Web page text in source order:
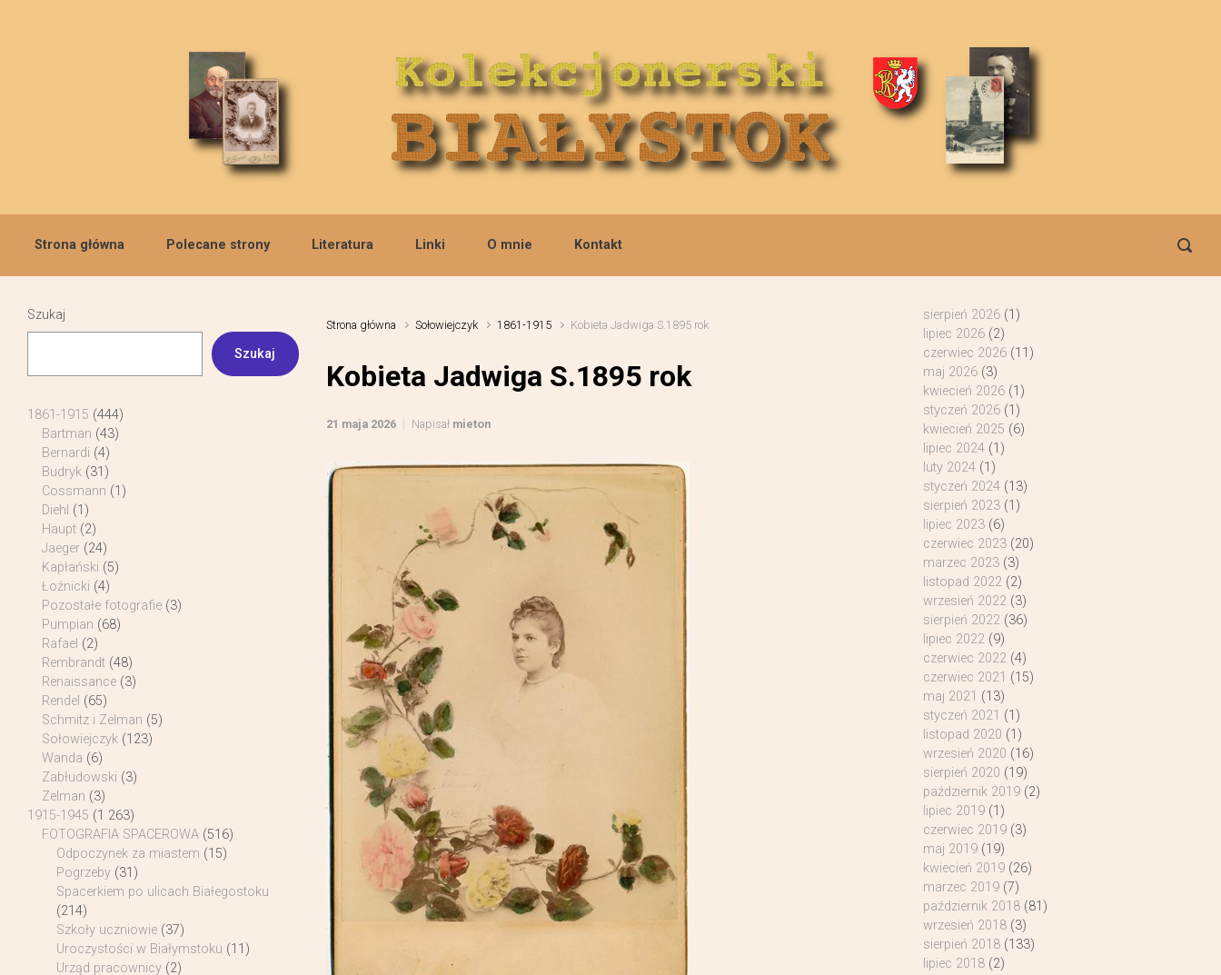
Strona główna Polecane strony Literatura Linki O mnie Kontakt
Strona główna Sołowiejczyk 1861-1915 Kobieta Jadwiga S.1895 rok
Kobieta Jadwiga S.1895 rok
21 maja 2026 Napisał mieton
Szukaj
Szukaj
1861-1915 (444)
Bartman (43)
Bernardi (4)
Budryk (31)
Cossmann (1)
Diehl (1)
Haupt (2)
Jaeger (24)
Kapłański (5)
Łoźnicki (4)
Pozostałe fotografie (3)
Pumpian (68)
Rafael (2)
Rembrandt (48)
Renaissance (3)
Rendel (65)
Schmitz i Zelman (5)
Sołowiejczyk (123)
Wanda (6)
Zabłudowski (3)
Zelman (3)
1915-1945 (1 263)
FOTOGRAFIA SPACEROWA (516)
Odpoczynek za miastem (15)
Pogrzeby (31)
Spacerkiem po ulicach Białegostoku
(214)
Szkoły uczniowie (37)
Uroczystości w Białymstoku (11)
Urząd pracownicy (2)
sierpień 2026(1)
lipiec 2026(2)
czerwiec 2026(11)
maj 2026(3)
kwiecień 2026(1)
styczeń 2026(1)
kwiecień 2025 (6)
lipiec 2024(1)
luty 2024(1)
styczeń 2024(13)
sierpień 2023(1)
lipiec 2023(6)
czerwiec 2023(20)
marzec 2023(3)
listopad 2022(2)
wrzesień 2022(3)
sierpień 2022(36)
lipiec 2022(9)
czerwiec 2022(4)
czerwiec 2021 (15)
maj 2021 (13)
styczeń 2021 (1)
listopad 2020 (1)
wrzesień 2020 (16)
sierpień 2020 (19)
październik 2019(2)
lipiec 2019(1)
czerwiec 2019(3)
maj 2019(19)
kwiecień 2019(26)
marzec 2019(7)
październik 2018(81)
wrzesień 2018(3)
sierpień 2018(133)
lipiec 2018(2)